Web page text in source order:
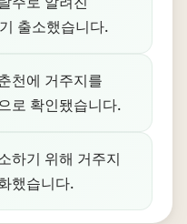
출소했습니다.
천에 거주지를
로 확인됐습니다.
하기 위해 거주지
했습니다.